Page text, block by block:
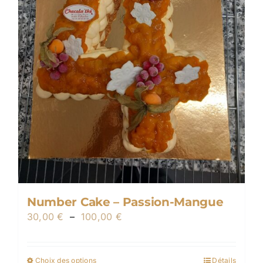
la
page
du
produit
Number Cake – Passion-Mangue
30,00€ – 100,00 €Plage
Choix des options Détails